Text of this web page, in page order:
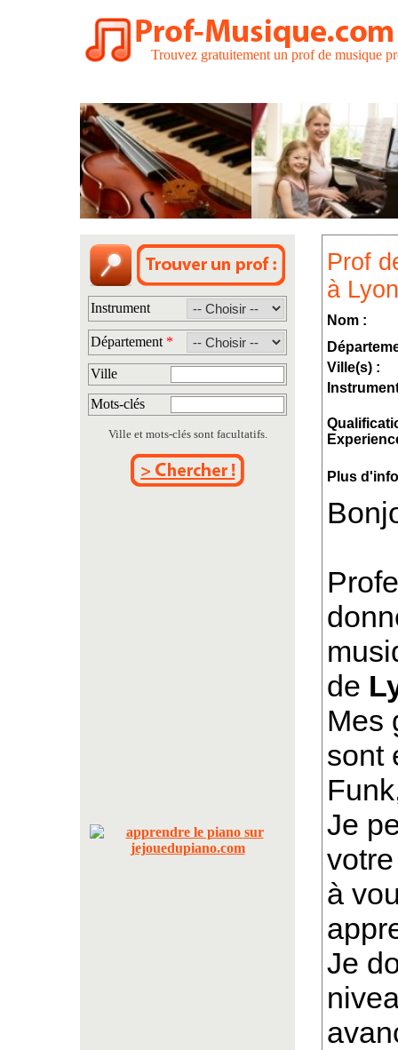
Trouvez gratuitement un prof de musique
Instrument
Département *
Ville
Mots-clés
Ville et mots-clés sont facultatifs.
Prof
à
Nom :
Ville(s) :
Plus
de
Mes
sont
Je
à
Je